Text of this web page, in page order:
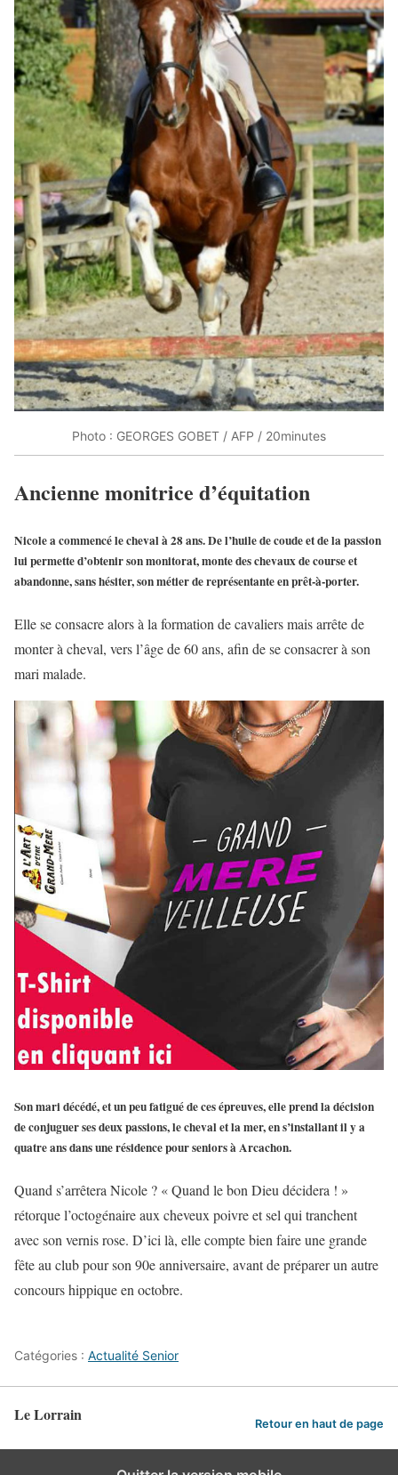
Photo : GEORGES GOBET / AFP / 20minutes
Ancienne monitrice d’équitation
Nicole a commencé le cheval à 28 ans. De l’huile de coude et de la passion
lui permette d’obtenir son monitorat, monte des chevaux de course et
abandonne, sans hésiter, son métier de représentante en prêt-à-porter.
Elle se consacre alors à la formation de cavaliers mais arrête de
monter à cheval, vers l’âge de 60 ans, afin de se consacrer à son
mari malade.
Son mari décédé, et un peu fatigué de ces épreuves, elle prend la décision
de conjuguer ses deux passions, le cheval et la mer, en s’installant il y a
quatre ans dans une résidence pour seniors à Arcachon.
Quand s’arrêtera Nicole ? « Quand le bon Dieu décidera ! »
rétorque l’octogénaire aux cheveux poivre et sel qui tranchent
avec son vernis rose. D’ici là, elle compte bien faire une grande
fête au club pour son 90e anniversaire, avant de préparer un autre
concours hippique en octobre.
Catégories : Actualité Senior
Le Lorrain Retour en haut de page